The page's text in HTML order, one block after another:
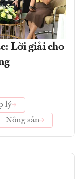
Lời giải cho
lý
Nông sản